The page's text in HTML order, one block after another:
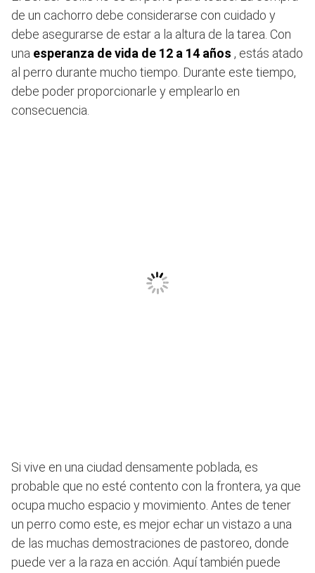
de un cachorro debe considerarse con cuidado y
debe asegurarse de estar a la altura de la tarea. Con
una esperanza de vida de 12 a 14 años , estás atado
al perro durante mucho tiempo. Durante este tiempo,
debe poder proporcionarle y emplearlo en
consecuencia.
Si vive en una ciudad densamente poblada, es
probable que no esté contento con la frontera, ya que
ocupa mucho espacio y movimiento. Antes de tener
un perro como este, es mejor echar un vistazo a una
de las muchas demostraciones de pastoreo, donde
puede ver a la raza en acción. Aquí también puede